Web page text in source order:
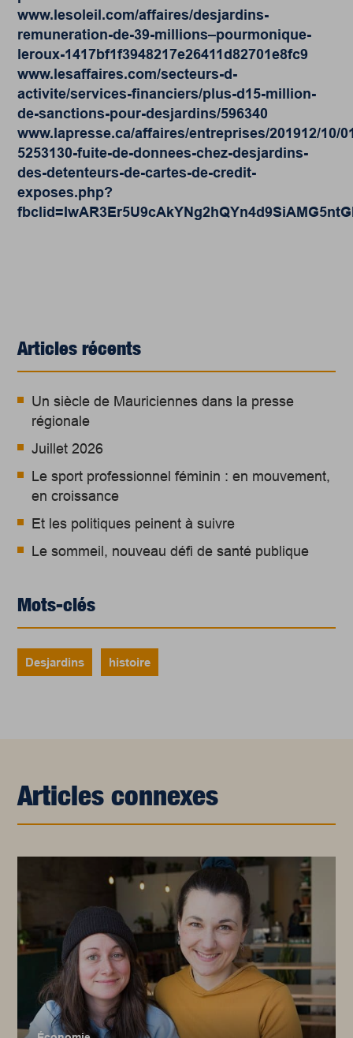
www.lesoleil.com/affaires/desjardins-
remuneration-de-39-millions–pourmonique-
leroux-1417bf1f3948217e26411d82701e8fc9
www.lesaffaires.com/secteurs-d-
activite/services-financiers/plus-d15-million-
de-sanctions-pour-desjardins/596340
www.lapresse.ca/affaires/entreprises/201912/10/
5253130-fuite-de-donnees-chez-desjardins-
des-detenteurs-de-cartes-de-credit-
exposes.php?
Articles récents
Un siècle de Mauriciennes dans la presse
régionale
Juillet 2026
Le sport professionnel féminin : en mouvement,
en croissance
Et les politiques peinent à suivre
Le sommeil, nouveau défi de santé publique
Mots-clés
Desjardins histoire
Articles connexes